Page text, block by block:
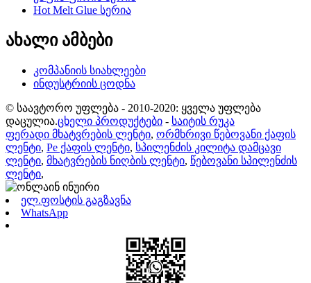
Hot Melt Glue სერია
ახალი ამბები
კომპანიის სიახლეები
ინდუსტრიის ცოდნა
© საავტორო უფლება - 2010-2020: ყველა უფლება
დაცულია.ცხელი პროდუქტები - საიტის რუკა
ფერადი მხატვრების ლენტი, ორმხრივი წებოვანი ქაფის
ლენტი, Pe ქაფის ლენტი, სპილენძის კილიტა დამცავი
ლენტი, მხატვრების ნიღბის ლენტი, წებოვანი სპილენძის
ლენტი,
ელ.ფოსტის გაგზავნა
WhatsApp